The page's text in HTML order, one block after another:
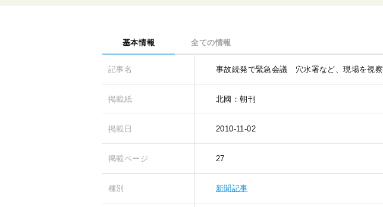
基本情報 全ての情報
記事名 事故続発で緊急会議 穴水署など、現場を視察
掲載紙 北國：朝刊
掲載日 2010-11-02
掲載ページ 27
種別 新聞記事